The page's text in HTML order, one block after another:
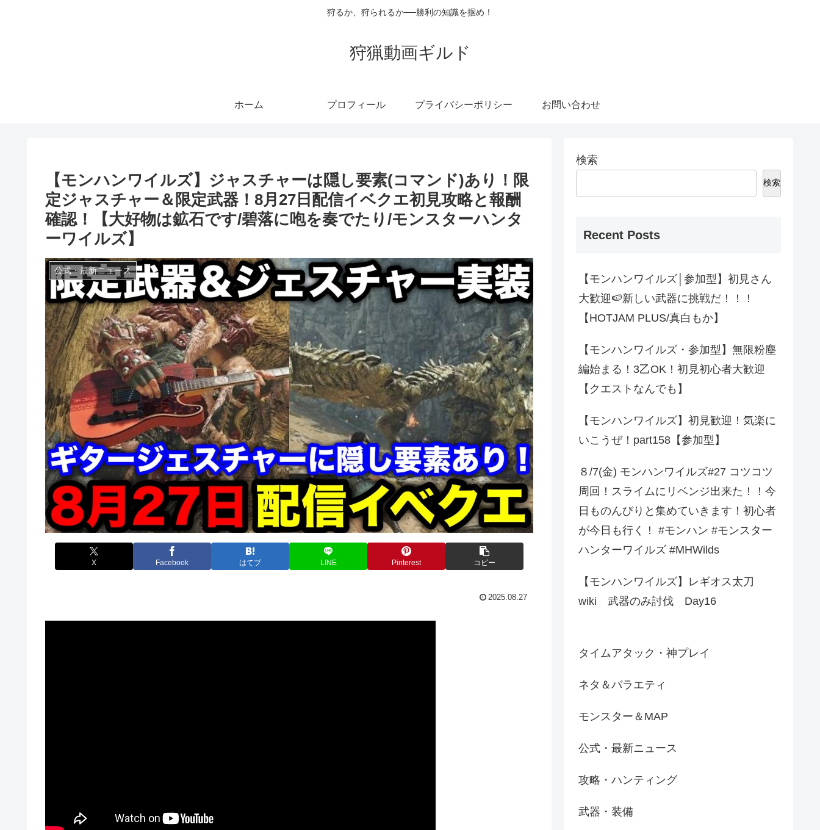
狩るか、狩られるか──勝利の知識を掴め！
狩猟動画ギルド
ホーム プロフィール プライバシーポリシー お問い合わせ
【モンハンワイルズ】ジャスチャーは隠し要素(コマンド)あり！限
定ジャスチャー＆限定武器！8月27日配信イベクエ初見攻略と報酬
確認！【大好物は鉱石です/碧落に咆を奏でたり/モンスターハンタ
ーワイルズ】
公式・最新ニュース
X Facebook はてブ LINE Pinterest コピー
2025.08.27
検索
検索
Recent Posts
【モンハンワイルズ│参加型】初見さん
大歓迎🍉新しい武器に挑戦だ！！！
【HOTJAM PLUS/真白もか】
【モンハンワイルズ・参加型】無限粉塵
編始まる！3乙OK！初見初心者大歓迎
【クエストなんでも】
【モンハンワイルズ】初見歓迎！気楽に
いこうぜ！part158【参加型】
８/7(金) モンハンワイルズ#27 コツコツ
周回！スライムにリベンジ出来た！！今
日ものんびりと集めていきます！初心者
が今日も行く！ #モンハン #モンスター
ハンターワイルズ #MHWilds
【モンハンワイルズ】レギオス太刀
wiki 武器のみ討伐 Day16
タイムアタック・神プレイ
ネタ＆バラエティ
モンスター＆MAP
公式・最新ニュース
攻略・ハンティング
武器・装備